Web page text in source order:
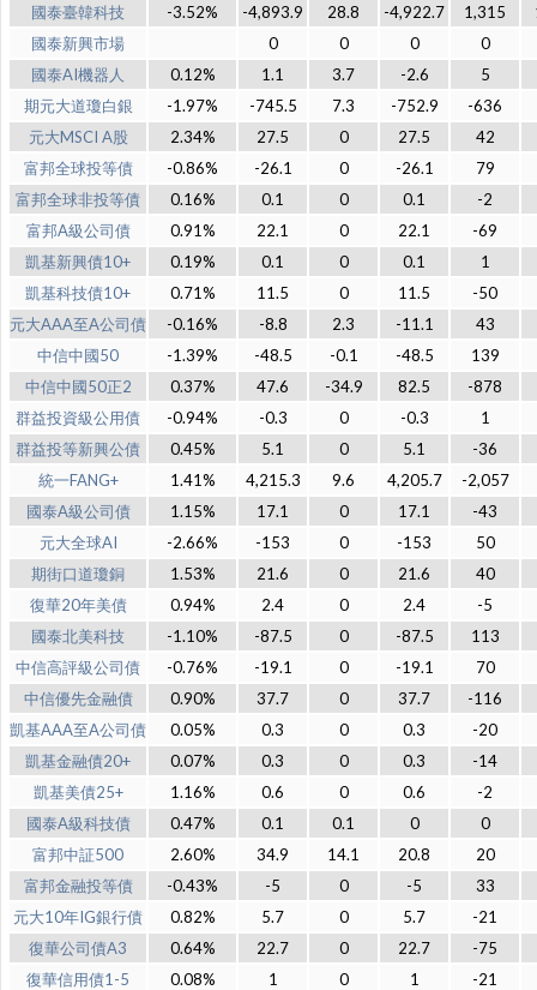
國泰臺韓科技 -3.52% -4,893.9 28.8 -4,922.7 1,315
國泰新興市場
0 0 0
0
國泰AI機器人
0.12% 1.1 3.7 -2.6
5
期元大道瓊白銀
-1.97% -745.5 7.3 -752.9
-636
元大MSCI A股
2.34% 27.5 0 27.5
42
富邦全球投等債
-0.86% -26.1 0 -26.1
79
富邦全球非投等債
0.16% 0.1 0 0.1
-2
富邦A級公司債
0.91% 22.1 0 22.1
-69
凱基新興債10+
0.19% 0.1 0 0.1
1
凱基科技債10+
0.71% 11.5 0 11.5
-50
元大AAA至A公司債
-0.16% -8.8 2.3 -11.1
43
中信中國50
-1.39% -48.5 -0.1 -48.5
139
中信中國50正2
0.37% 47.6 -34.9 82.5
-878
群益投資級公用債
-0.94% -0.3 0 -0.3
1
群益投等新興公債
0.45% 5.1 0 5.1
-36
統一FANG+
1.41% 4,215.3 9.6 4,205.7
-2,057
國泰A級公司債
1.15% 17.1 0 17.1
-43
元大全球AI
-2.66% -153 0 -153
50
期街口道瓊銅
1.53% 21.6 0 21.6
40
復華20年美債
0.94% 2.4 0 2.4
-5
國泰北美科技
-1.10% -87.5 0 -87.5
113
中信高評級公司債
-0.76% -19.1 0 -19.1
70
中信優先金融債
0.90% 37.7 0 37.7
-116
凱基AAA至A公司債
0.05% 0.3 0 0.3
-20
凱基金融債20+
0.07% 0.3 0 0.3
-14
凱基美債25+
1.16% 0.6 0 0.6
-2
國泰A級科技債
0.47% 0.1 0.1 0
0
富邦中証500
2.60% 34.9 14.1 20.8
20
富邦金融投等債
-0.43% -5 0 -5
33
元大10年IG銀行債
0.82% 5.7 0 5.7
-21
復華公司債A3
0.64% 22.7 0 22.7
-75
復華信用債1-5
0.08% 1 0 1
-21